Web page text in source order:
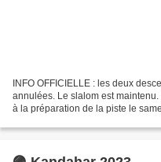
INFO OFFICIELLE : les deux
annulées. Le slalom est
à la préparation de la piste le